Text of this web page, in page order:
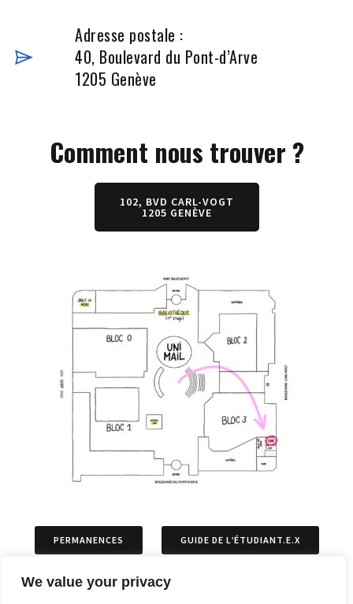
We value your privacy
Adresse postale :
40, Boulevard du Pont-d’Arve
1205 Genève
Comment nous trouver ?
102, BVD CARL-VOGT
1205 GENÈVE
PERMANENCES GUIDE DE L’ÉTUDIANT.E.X
ASSOCIATIONS